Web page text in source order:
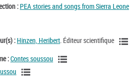
: PEA stories and songs from Sierra Leone
: Hinzen, Heribert. Éditeur scientifique
:Contes soussou